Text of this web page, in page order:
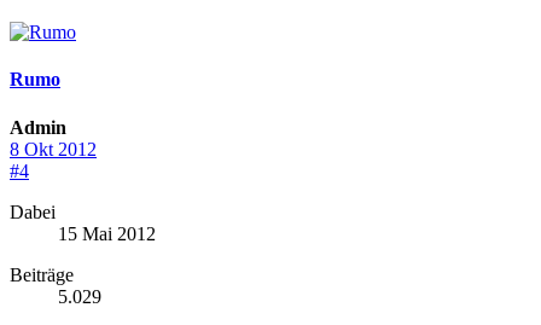
Rumo
Admin
8 Okt 2012
#4
Dabei
15 Mai 2012
Beiträge
5.029